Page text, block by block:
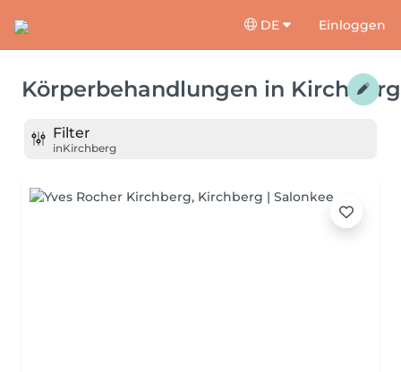
DE Einloggen
Körperbehandlungen in Kirchberg
Filter
inKirchberg